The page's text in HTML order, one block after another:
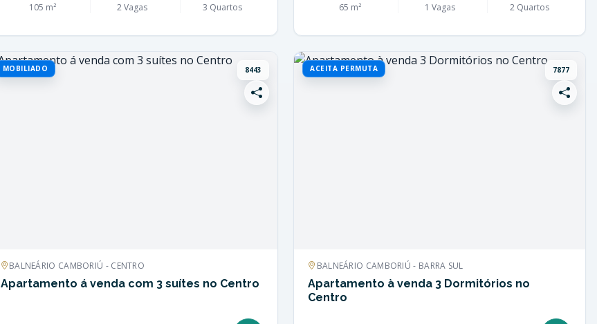
105 m² 2 Vagas 3 Quartos 65 m² 1 Vagas 2 Quartos
MOBILIADO 8443
BALNEÁRIO CAMBORIÚ - CENTRO
Apartamento á venda com 3 suítes no Centro
ACEITA PERMUTA 7877
BALNEÁRIO CAMBORIÚ - BARRA SUL
Apartamento à venda 3 Dormitórios no
Centro